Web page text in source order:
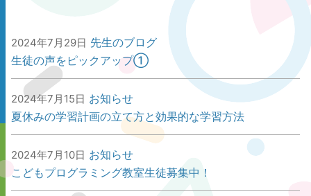
2024年7月29日 先生のブログ
生徒の声をピックアップ①
2024年7月15日 お知らせ
夏休みの学習計画の立て方と効果的な学習方法
2024年7月10日 お知らせ
こどもプログラミング教室生徒募集中！